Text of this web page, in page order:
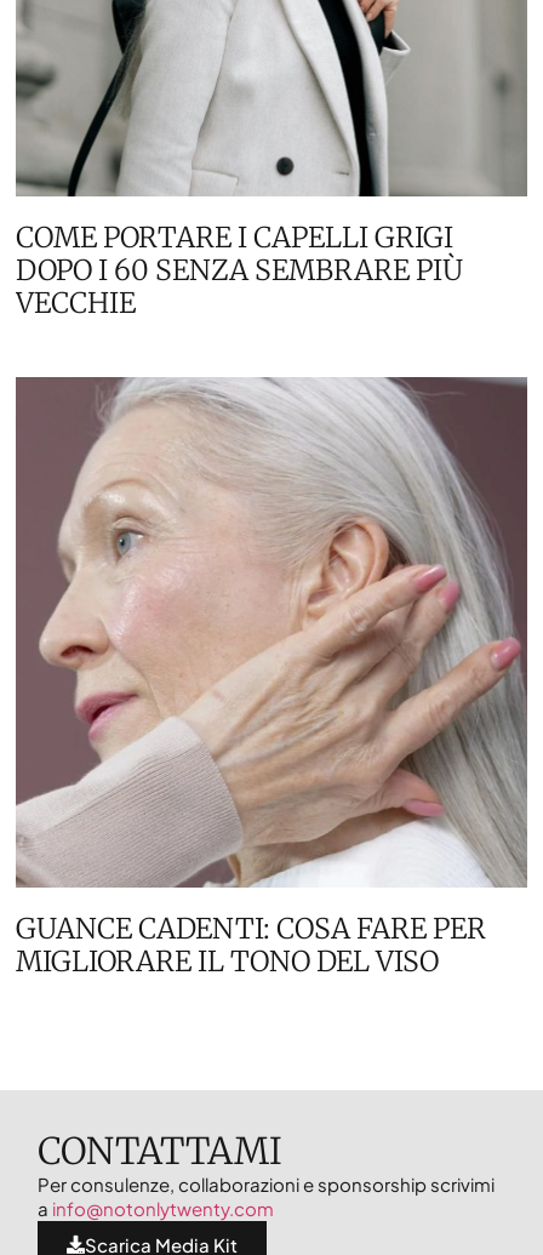
COME PORTARE I CAPELLI GRIGI
DOPO I 60 SENZA SEMBRARE PIÙ
VECCHIE
GUANCE CADENTI: COSA FARE PER
MIGLIORARE IL TONO DEL VISO
CONTATTAMI
Per consulenze, collaborazioni e sponsorship scrivimi
a info@notonlytwenty.com
Scarica Media Kit